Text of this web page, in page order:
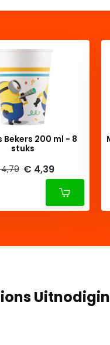
Bekers 200 ml - 8
stuks
€ 4,39